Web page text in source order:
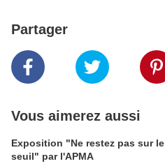
Partager
Vous aimerez aussi
Exposition "Ne restez pas sur le
seuil" par l'APMA